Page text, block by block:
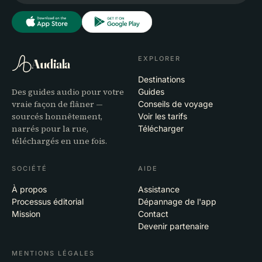
Audiala
Des guides audio pour votre
vraie façon de flâner —
sourcés honnêtement,
narrés pour la rue,
téléchargés en une fois.
EXPLORER
Destinations
Guides
Conseils de voyage
Voir les tarifs
Télécharger
SOCIÉTÉ
À propos
Processus éditorial
Mission
AIDE
Assistance
Dépannage de l'app
Contact
Devenir partenaire
MENTIONS LÉGALES